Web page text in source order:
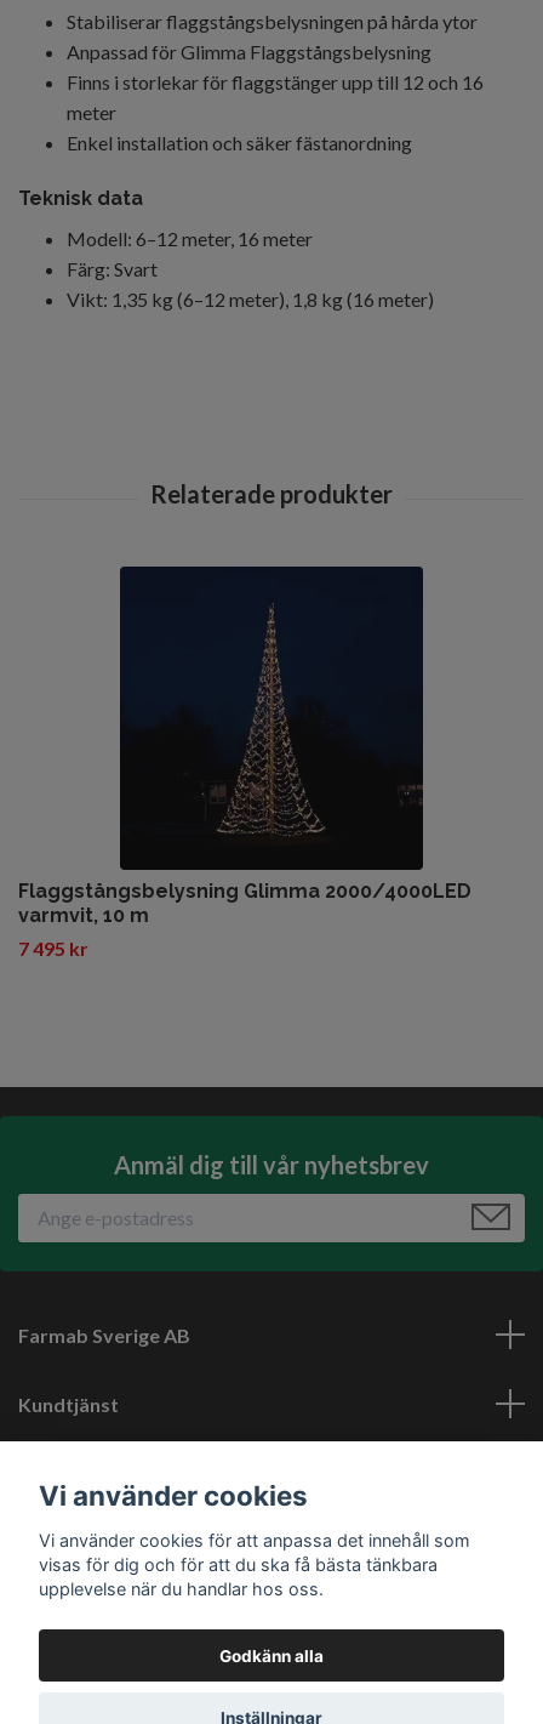
Stabiliserar flaggstångsbelysningen på hårda ytor
Anpassad för Glimma Flaggstångsbelysning
Finns i storlekar för flaggstänger upp till 12 och 16
meter
Enkel installation och säker fästanordning
Teknisk data
Modell: 6–12 meter, 16 meter
Färg: Svart
Vikt: 1,35 kg (6–12 meter), 1,8 kg (16 meter)
Flaggstångsbelysning Glimma 2000/4000LED
varmvit, 10 m
7 495 kr
Anmäl dig till vår nyhetsbrev
Farmab Sverige AB
Kundtjänst
Sociala medier
© 2026 Farmab.se
Vi använder cookies
Vi använder cookies för att anpassa det innehåll som
visas för dig och för att du ska få bästa tänkbara
upplevelse när du handlar hos oss.
Godkänn alla
Inställningar